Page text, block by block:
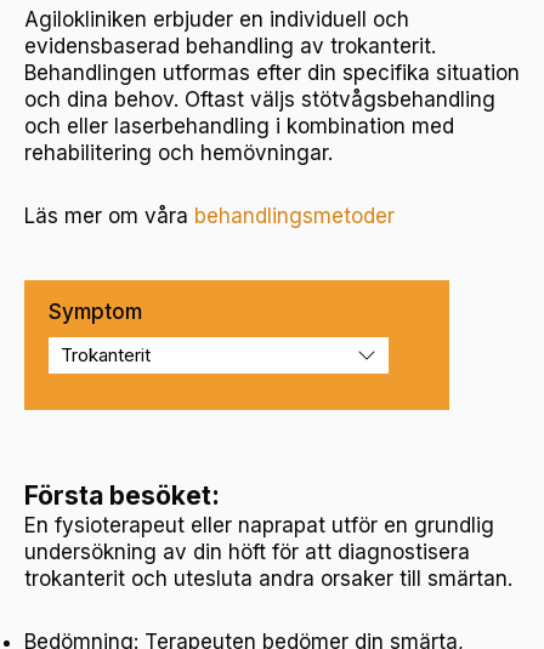
Agilokliniken erbjuder en individuell och
evidensbaserad behandling av trokanterit.
Behandlingen utformas efter din specifika situation
och dina behov. Oftast väljs stötvågsbehandling
och eller laserbehandling i kombination med
rehabilitering och hemövningar.
Läs mer om våra behandlingsmetoder
Symptom
Första besöket:
En fysioterapeut eller naprapat utför en grundlig
undersökning av din höft för att diagnostisera
trokanterit och utesluta andra orsaker till smärtan.
Bedömning: Terapeuten bedömer din smärta,